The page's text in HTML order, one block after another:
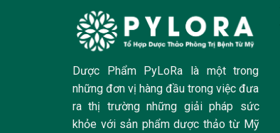
Dược Phẩm PyLoRa là một trong
những đơn vị hàng đầu trong việc đưa
ra thị trường những giải pháp sức
khỏe với sản phẩm dược thảo từ Mỹ